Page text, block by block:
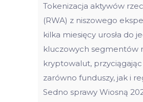
Tokenizacja aktywów
(RWA) z niszowego
kilka miesięcy urosła do
kluczowych segmentów
kryptowalut,
zarówno funduszy, jak i
Sedno sprawy Wiosną